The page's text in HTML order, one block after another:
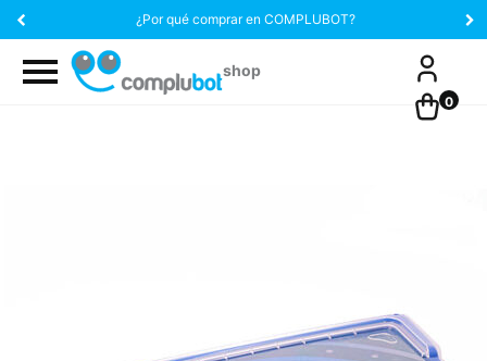
¿Por qué comprar en COMPLUBOT?
0